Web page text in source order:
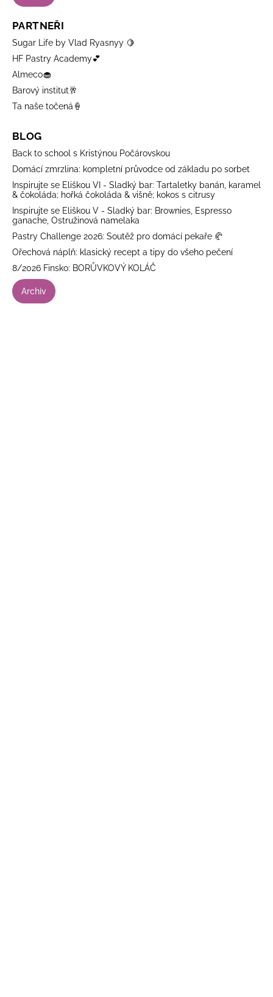
PARTNEŘI
Sugar Life by Vlad Ryasnyy 🍋
HF Pastry Academy💕
Almeco🧁
Barový institut🥂
Ta naše točená🍦
BLOG
Back to school s Kristýnou Počárovskou
Domácí zmrzlina: kompletní průvodce od základu po sorbet
Inspirujte se Eliškou VI - Sladký bar: Tartaletky banán, karamel
& čokoláda; hořká čokoláda & višně; kokos s citrusy
Inspirujte se Eliškou V - Sladký bar: Brownies, Espresso
ganache, Ostružinová namelaka
Pastry Challenge 2026: Soutěž pro domácí pekaře 🥐
Ořechová náplň: klasický recept a tipy do všeho pečení
8/2026 Finsko: BORŮVKOVÝ KOLÁČ
Archiv